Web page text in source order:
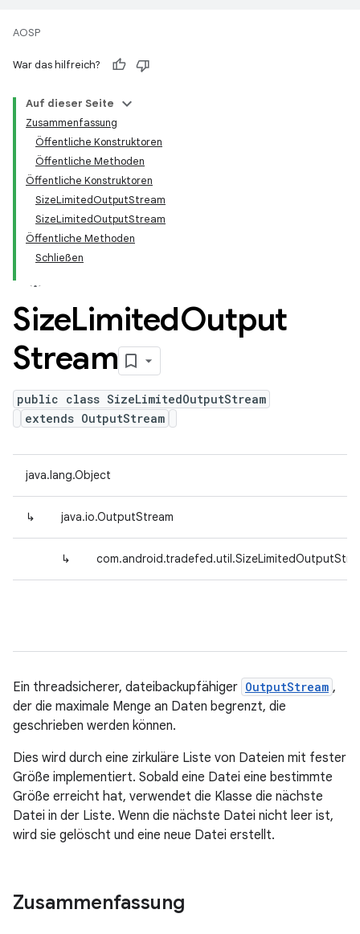
AOSP
War das hilfreich?
Auf dieser Seite
Zusammenfassung
Öffentliche Konstruktoren
Öffentliche Methoden
Öffentliche Konstruktoren
SizeLimitedOutputStream
SizeLimitedOutputStream
Öffentliche Methoden
Schließen
SizeLimitedOutput
Stream
public class SizeLimitedOutputStream
extends OutputStream
java.lang.Object
↳ java.io.OutputStream
↳
Ein threadsicherer, dateibackupfähiger OutputStream ,
der die maximale Menge an Daten begrenzt, die
geschrieben werden können.
Dies wird durch eine zirkuläre Liste von Dateien mit fester
Größe implementiert. Sobald eine Datei eine bestimmte
Größe erreicht hat, verwendet die Klasse die nächste
Datei in der Liste. Wenn die nächste Datei nicht leer ist,
wird sie gelöscht und eine neue Datei erstellt.
Zusammenfassung